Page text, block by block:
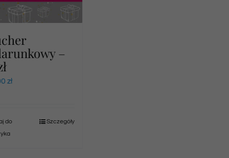
–
zł
do
Szczegóły